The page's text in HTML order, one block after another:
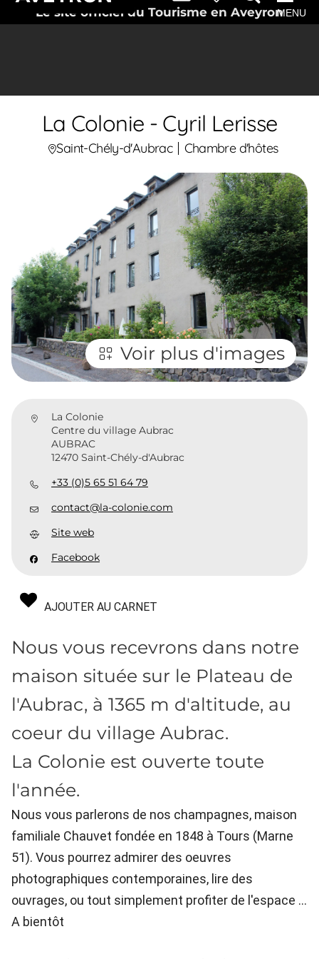
Le site officiel du Tourisme en AveyronMENU
La Colonie - Cyril Lerisse
Saint-Chély-d'Aubrac Chambre d'hôtes
Voir plus d'images
La Colonie
Centre du village Aubrac
AUBRAC
12470 Saint-Chély-d'Aubrac
+33 (0)5 65 51 64 79
contact@la-colonie.com
Site web
Facebook
AJOUTER AU CARNET
Nous vous recevrons dans notre
maison située sur le Plateau de
l'Aubrac, à 1365 m d'altitude, au
coeur du village Aubrac.
La Colonie est ouverte toute
l'année.
Nous vous parlerons de nos champagnes, maison
familiale Chauvet fondée en 1848 à Tours (Marne
51). Vous pourrez admirer des oeuvres
photographiques contemporaines, lire des
ouvrages, ou tout simplement profiter de l'espace ...
A bientôt